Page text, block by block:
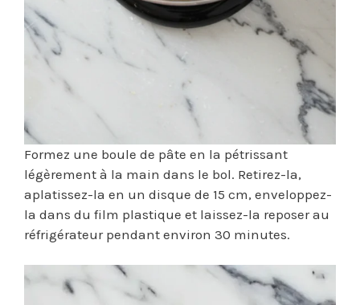
Formez une boule de pâte en la pétrissant
légèrement à la main dans le bol. Retirez-la,
aplatissez-la en un disque de 15 cm, enveloppez-
la dans du film plastique et laissez-la reposer au
réfrigérateur pendant environ 30 minutes.